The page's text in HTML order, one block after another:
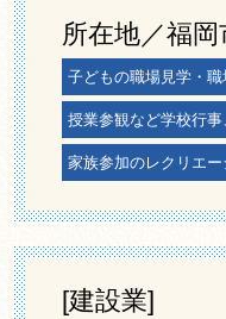
所在地／福
子どもの職場見学・職
授業参観など学校行
家族参加のレクリエ
[建設業]